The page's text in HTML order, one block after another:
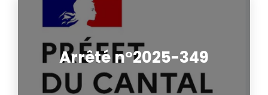
Arrêté n°2025-349